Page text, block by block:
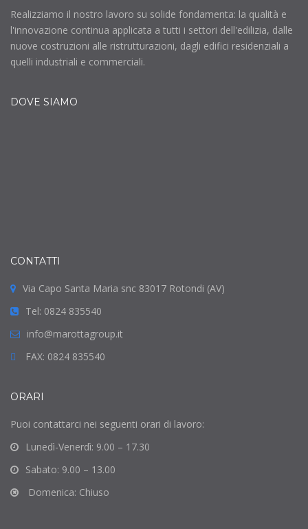
Realizziamo il nostro lavoro su solide fondamenta: la qualità e
l'innovazione continua applicata a tutti i settori dell'edilizia, dalle
nuove costruzioni alle ristrutturazioni, dagli edifici residenziali a
quelli industriali e commerciali.
DOVE SIAMO
CONTATTI
Via Capo Santa Maria snc 83017 Rotondi (AV)
Tel: 0824 835540
info@marottagroup.it
FAX: 0824 835540
ORARI
Puoi contattarci nei seguenti orari di lavoro:
Lunedì-Venerdì: 9.00 – 17.30
Sabato: 9.00 – 13.00
Domenica: Chiuso